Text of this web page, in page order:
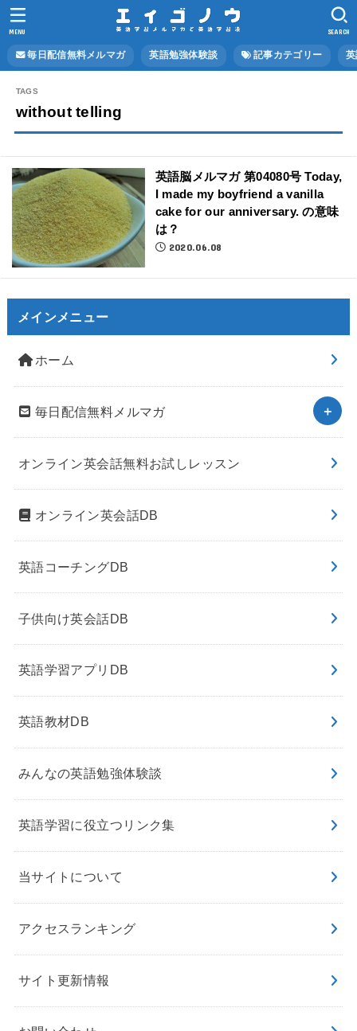
毎日配信無料メルマガ 英語勉強体験談 記事カテゴリー
SEARCH
MENU
without telling
英語脳メルマガ 第04080号 Today,
I made my boyfriend a vanilla
cake for our anniversary. の意味
は？
2020.06.08
メインメニュー
ホーム
毎日配信無料メルマガ
オンライン英会話無料お試しレッスン
オンライン英会話DB
英語コーチングDB
子供向け英会話DB
英語学習アプリDB
英語教材DB
みんなの英語勉強体験談
英語学習に役立つリンク集
当サイトについて
アクセスランキング
サイト更新情報